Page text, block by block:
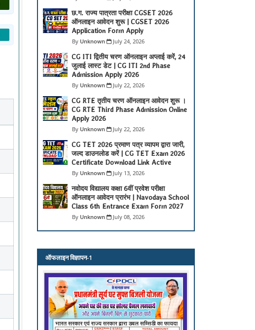
छ.ग. राज्य पात्रता परीक्षा CGSET 2026
ऑनलाइन आवेदन शुरू | CGSET 2026
Application Form Apply
Unknown July 24, 2026
CG ITI द्वितीय चरण ऑनलाइन अप्लाई करें, 24
जुलाई लास्ट डेट | CG ITI 2nd Phase
Admission Apply 2026
Unknown July 22, 2026
CG RTE तृतीय चरण ऑनलाइन आवेदन शुरू ।
CG RTE Third Phase Admission Online
Apply 2026
Unknown July 22, 2026
CG TET 2026 प्रमाण पत्र व्यापम द्वारा जारी,
जल्द डाउनलोड करें | CG TET Exam 2026
Certificate Download Link Active
Unknown July 13, 2026
नवोदय विद्यालय कक्षा 6वीं प्रवेश परीक्षा
ऑनलाइन आवेदन प्रारंभ | Navodaya School
Class 6th Entrance Exam Form 2027
Unknown July 08, 2026
ऑफलाइन विज्ञापन-1